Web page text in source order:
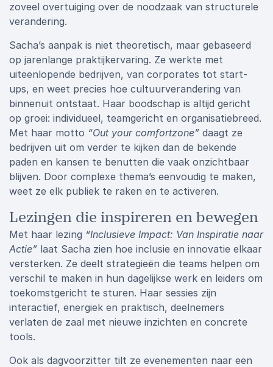
zoveel overtuiging over de noodzaak van structurele
verandering.
Sacha’s aanpak is niet theoretisch, maar gebaseerd
op jarenlange praktijkervaring. Ze werkte met
uiteenlopende bedrijven, van corporates tot start-
ups, en weet precies hoe cultuurverandering van
binnenuit ontstaat. Haar boodschap is altijd gericht
op groei: individueel, teamgericht en organisatiebreed.
Met haar motto “Out your comfortzone” daagt ze
bedrijven uit om verder te kijken dan de bekende
paden en kansen te benutten die vaak onzichtbaar
blijven. Door complexe thema’s eenvoudig te maken,
weet ze elk publiek te raken en te activeren.
Lezingen die inspireren en bewegen
Met haar lezing “Inclusieve Impact: Van Inspiratie naar
Actie” laat Sacha zien hoe inclusie en innovatie elkaar
versterken. Ze deelt strategieën die teams helpen om
verschil te maken in hun dagelijkse werk en leiders om
toekomstgericht te sturen. Haar sessies zijn
interactief, energiek en praktisch, deelnemers
verlaten de zaal met nieuwe inzichten en concrete
tools.
Ook als dagvoorzitter tilt ze evenementen naar een